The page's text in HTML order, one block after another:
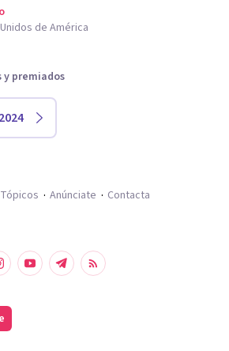
de América
y premiados
Tópicos Anúnciate Contacta